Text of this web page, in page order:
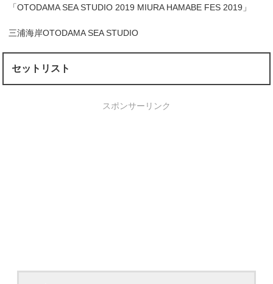
「OTODAMA SEA STUDIO 2019 MIURA HAMABE FES 2019」
三浦海岸OTODAMA SEA STUDIO
セットリスト
スポンサーリンク